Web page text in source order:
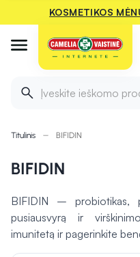
KOSMETIKOS
Įveskite ieškomo
Titulinis BIFIDIN
BIFIDIN
BIFIDIN – probiotikas,
pusiausvyrą ir
imunitetą ir pagerinkite